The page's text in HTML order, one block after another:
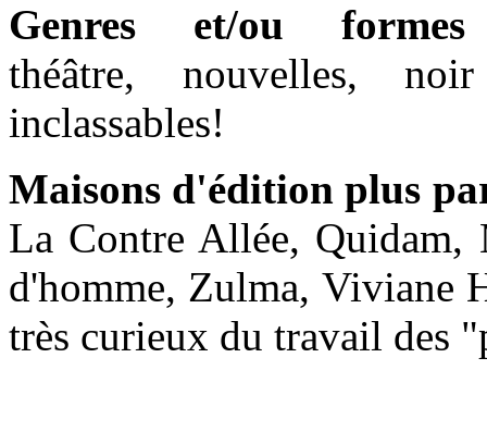
Genres et/ou formes
théâtre, nouvelles,
inclassables!
Maisons d'édition plus
La Contre Allée,
d'homme, Zulma, Viviane
très curieux du travail des